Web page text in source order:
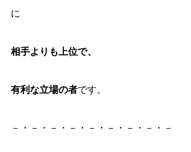
に
相手よりも上位で、
有利な立場の者です。
－・－・－・－・－・－・－・－・－